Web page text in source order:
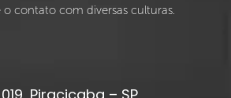
o contato com diversas culturas.